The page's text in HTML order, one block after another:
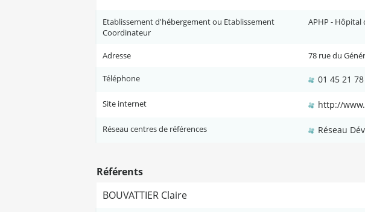
Etablissement d'hébergement ou Etablissement
Coordinateur
APHP - Hôpital
Adresse 78 rue du
Téléphone 01 45 21
Site internet http://
Réseau centres de références Réseau
Référents
BOUVATTIER Claire